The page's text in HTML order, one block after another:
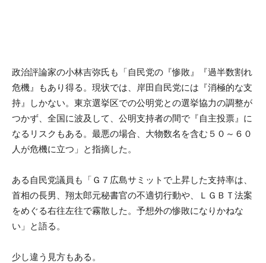
政治評論家の小林吉弥氏も「自民党の『惨敗』『過半数割れ
危機』もあり得る。現状では、岸田自民党には『消極的な支
持』しかない。東京選挙区での公明党との選挙協力の調整が
つかず、全国に波及して、公明支持者の間で『自主投票』に
なるリスクもある。最悪の場合、大物数名を含む５０～６０
人が危機に立つ」と指摘した。
ある自民党議員も「Ｇ７広島サミットで上昇した支持率は、
首相の長男、翔太郎元秘書官の不適切行動や、ＬＧＢＴ法案
をめぐる右往左往で霧散した。予想外の惨敗になりかねな
い」と語る。
少し違う見方もある。